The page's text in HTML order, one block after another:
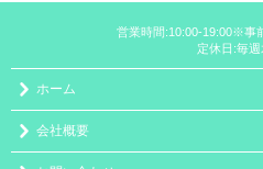
営業時間:10:00-19:00※事
定休日:毎週
ホーム
会社概要